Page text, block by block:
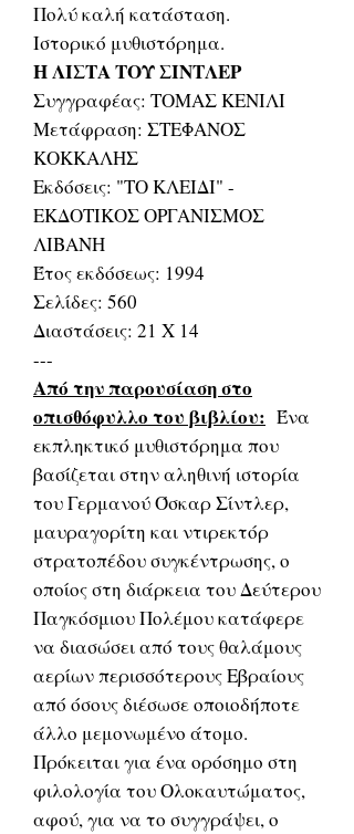
Πολύ καλή κατάσταση.
Ιστορικό μυθιστόρημα.
Η ΛΙΣΤΑ ΤΟΥ ΣΙΝΤΛΕΡ
Συγγραφέας: ΤΟΜΑΣ ΚΕΝΙΛΙ
Μετάφραση: ΣΤΕΦΑΝΟΣ
ΚΟΚΚΑΛΗΣ
Εκδόσεις: "ΤΟ ΚΛΕΙΔΙ" -
ΕΚΔΟΤΙΚΟΣ ΟΡΓΑΝΙΣΜΟΣ
ΛΙΒΑΝΗ
Έτος εκδόσεως: 1994
Σελίδες: 560
Διαστάσεις: 21 Χ 14
---
Από την παρουσίαση στο
οπισθόφυλλο του βιβλίου: Ένα
εκπληκτικό μυθιστόρημα που
βασίζεται στην αληθινή ιστορία
του Γερμανού Όσκαρ Σίντλερ,
μαυραγορίτη και ντιρεκτόρ
στρατοπέδου συγκέντρωσης, ο
οποίος στη διάρκεια του Δεύτερου
Παγκόσμιου Πολέμου κατάφερε
να διασώσει από τους θαλάμους
αερίων περισσότερους Εβραίους
από όσους διέσωσε οποιοδήποτε
άλλο μεμονωμένο άτομο.
Πρόκειται για ένα ορόσημο στη
φιλολογία του Ολοκαυτώματος,
αφού, για να το συγγράψει, ο